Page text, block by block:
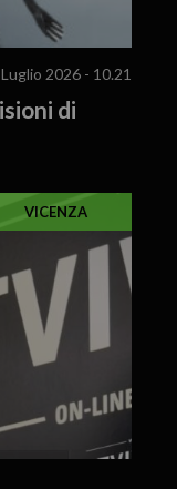
2026 - 10.21
di
VICENZA